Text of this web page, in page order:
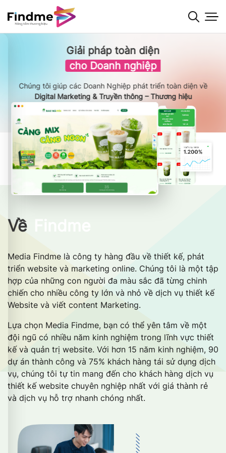
qua
nội
Giải pháp toàn diện
cho Doanh nghiệp
Chúng tôi giúp các Doanh Nghiệp phát triển toàn diện về
Digital Marketing & Truyền thông – Thương hiệu
Về
Media Findme là công ty hàng đầu về thiết kế, phát
triển website và marketing online. Chúng tôi là một tập
hợp của những con người đa màu sắc đã từng chinh
chiến cho nhiều công ty lớn và nhỏ về dịch vụ thiết kế
Website và viết content Marketing.
Lựa chọn Media Findme, bạn có thể yên tâm về một
đội ngũ có nhiều năm kinh nghiệm trong lĩnh vực thiết
kế và quản trị website. Với hơn 15 năm kinh nghiệm, 90
dự án thành công và 75% khách hàng tái sử dụng dịch
vụ, chúng tôi tự tin mang đến cho khách hàng dịch vụ
thiết kế website chuyên nghiệp nhất với giá thành rẻ
và dịch vụ hỗ trợ nhanh chóng nhất.